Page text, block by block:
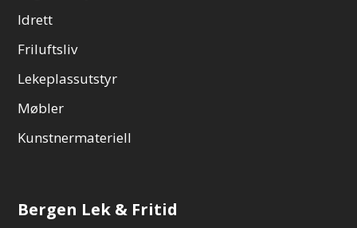
Idrett
Friluftsliv
Lekeplassutstyr
Møbler
Kunstnermateriell
Bergen Lek & Fritid